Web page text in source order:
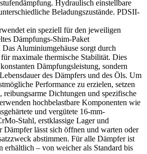
Hydraulisch einstellbare
Beladungszustände. PDSII-
ein speziell für den jeweiligen
Dämpfungs-Shim-Paket
Aluminiumgehäuse sorgt durch
maximale thermische Stabilität. Dies
Dämpfungsleistung, sondern
des Dämpfers und des Öls. Um
Performance zu erzielen, setzen
Dichtungen und spezifische
hochbelastbare Komponenten wie
und vergütete 16-mm-
Stahl, erstklassige Lager und
Dämpfer lässt sich öffnen und warten oder
abstimmen. Für alle Dämpfer ist
erhältlich – von weicher als Standard bis